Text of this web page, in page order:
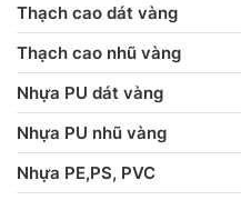
Thạch cao dát vàng
Thạch cao nhũ vàng
Nhựa PU dát vàng
Nhựa PU nhũ vàng
Nhựa PE,PS, PVC